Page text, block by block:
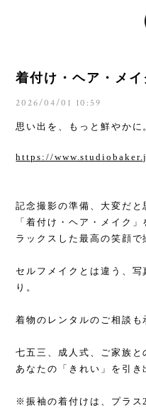
着付け・ヘア・メイ
2026/04/01 10:59
思い出を、もっと鮮やかに
https://
記念撮影の準備、大変だと
「着付け・ヘア・メイク
ラックスした最高の笑顔で
セルフメイクとは違う、
り。
着物のレンタルのご相談も
七五三、成人式、ご家族と
あなたの「きれい」を引き
※振袖の着付けは、プラス